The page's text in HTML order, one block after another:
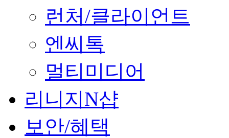
런처/클라이언트
엔씨톡
멀티미디어
리니지N샵
보안/혜택